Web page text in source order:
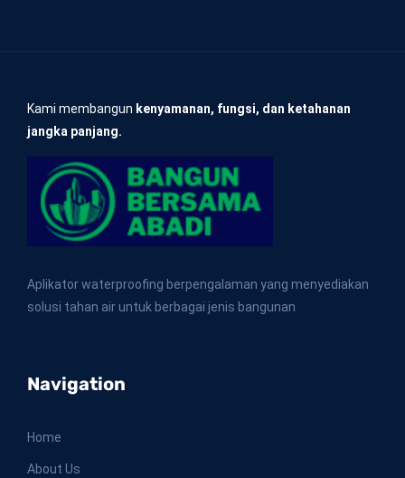
Kami membangun kenyamanan, fungsi, dan ketahanan
jangka panjang.
Aplikator waterproofing berpengalaman yang menyediakan
solusi tahan air untuk berbagai jenis bangunan
Navigation
Home
About Us